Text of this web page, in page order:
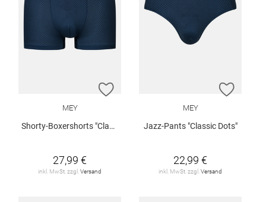
ZUR WUNSCHLISTE HINZUFÜGEN
MEY
Shorty-Boxershorts "Classic Dots"
27,99 €
inkl. MwSt. zzgl. Versand
ZUR
MEY
Jazz-Pants "Classic Dots"
22,99 €
inkl. MwSt. zzgl. Versand